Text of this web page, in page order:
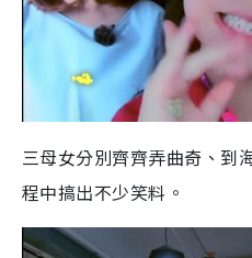
三母女分別齊齊弄曲奇、到
程中搞出不少笑料。